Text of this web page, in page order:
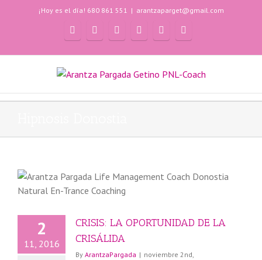
¡Hoy es el día! 680 861 551 | arantzaparget@gmail.com
2
11, 2016
CRISIS: LA OPORTUNIDAD DE LA
CRISÁLIDA
By ArantzaPargada | noviembre 2nd,